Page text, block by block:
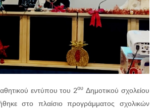
εντύπου του 2ου Δημοτικού σχολείου
στο πλαίσιο προγράμματος σχολικών